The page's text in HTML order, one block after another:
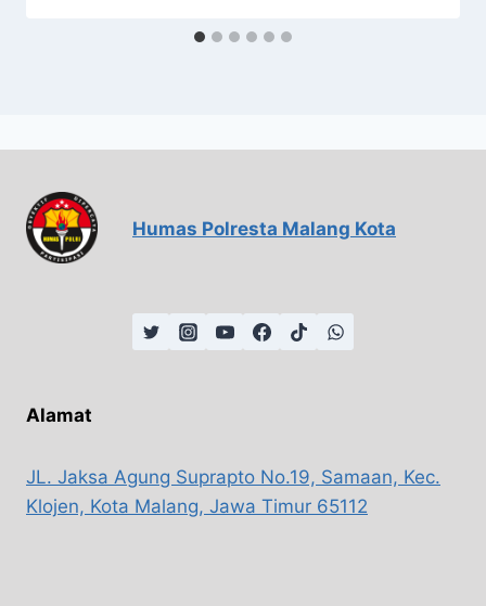
Humas Polresta Malang Kota
Alamat
JL. Jaksa Agung Suprapto No.19, Samaan, Kec.
Klojen, Kota Malang, Jawa Timur 65112